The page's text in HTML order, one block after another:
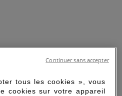
tous les cookies », vous
cookies sur votre appareil
Continuer sans accepter